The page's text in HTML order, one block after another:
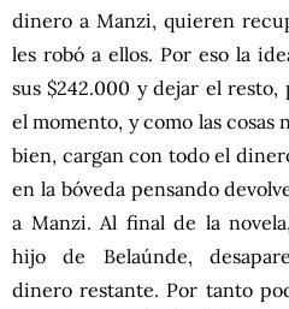
dinero a Manzi, quieren
les robó a ellos. Por eso la
sus $242.000 y dejar el resto,
el momento, y como las cosas
bien, cargan con todo el
en la bóveda pensando
a Manzi. Al final de la
hijo de Belaúnde,
dinero restante. Por tanto